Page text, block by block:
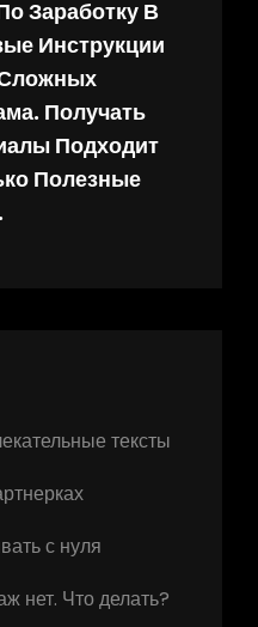
Заработку В
Инструкции
Получать
Подходит
Полезные
тексты
с нуля
нет. Что делать?